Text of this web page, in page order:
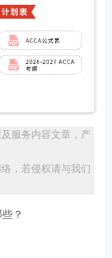
服务内容文章，产
，若侵权请与我们
？